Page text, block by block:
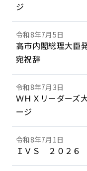
ジ
令和8年7月5日
高市内閣総理大臣
宛祝辞
令和8年7月3日
ＷＨＸリーダーズ
ージ
令和8年7月1日
ＩＶＳ ２０２６